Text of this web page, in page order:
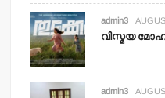
admin3
വിസ്മയ
admin3